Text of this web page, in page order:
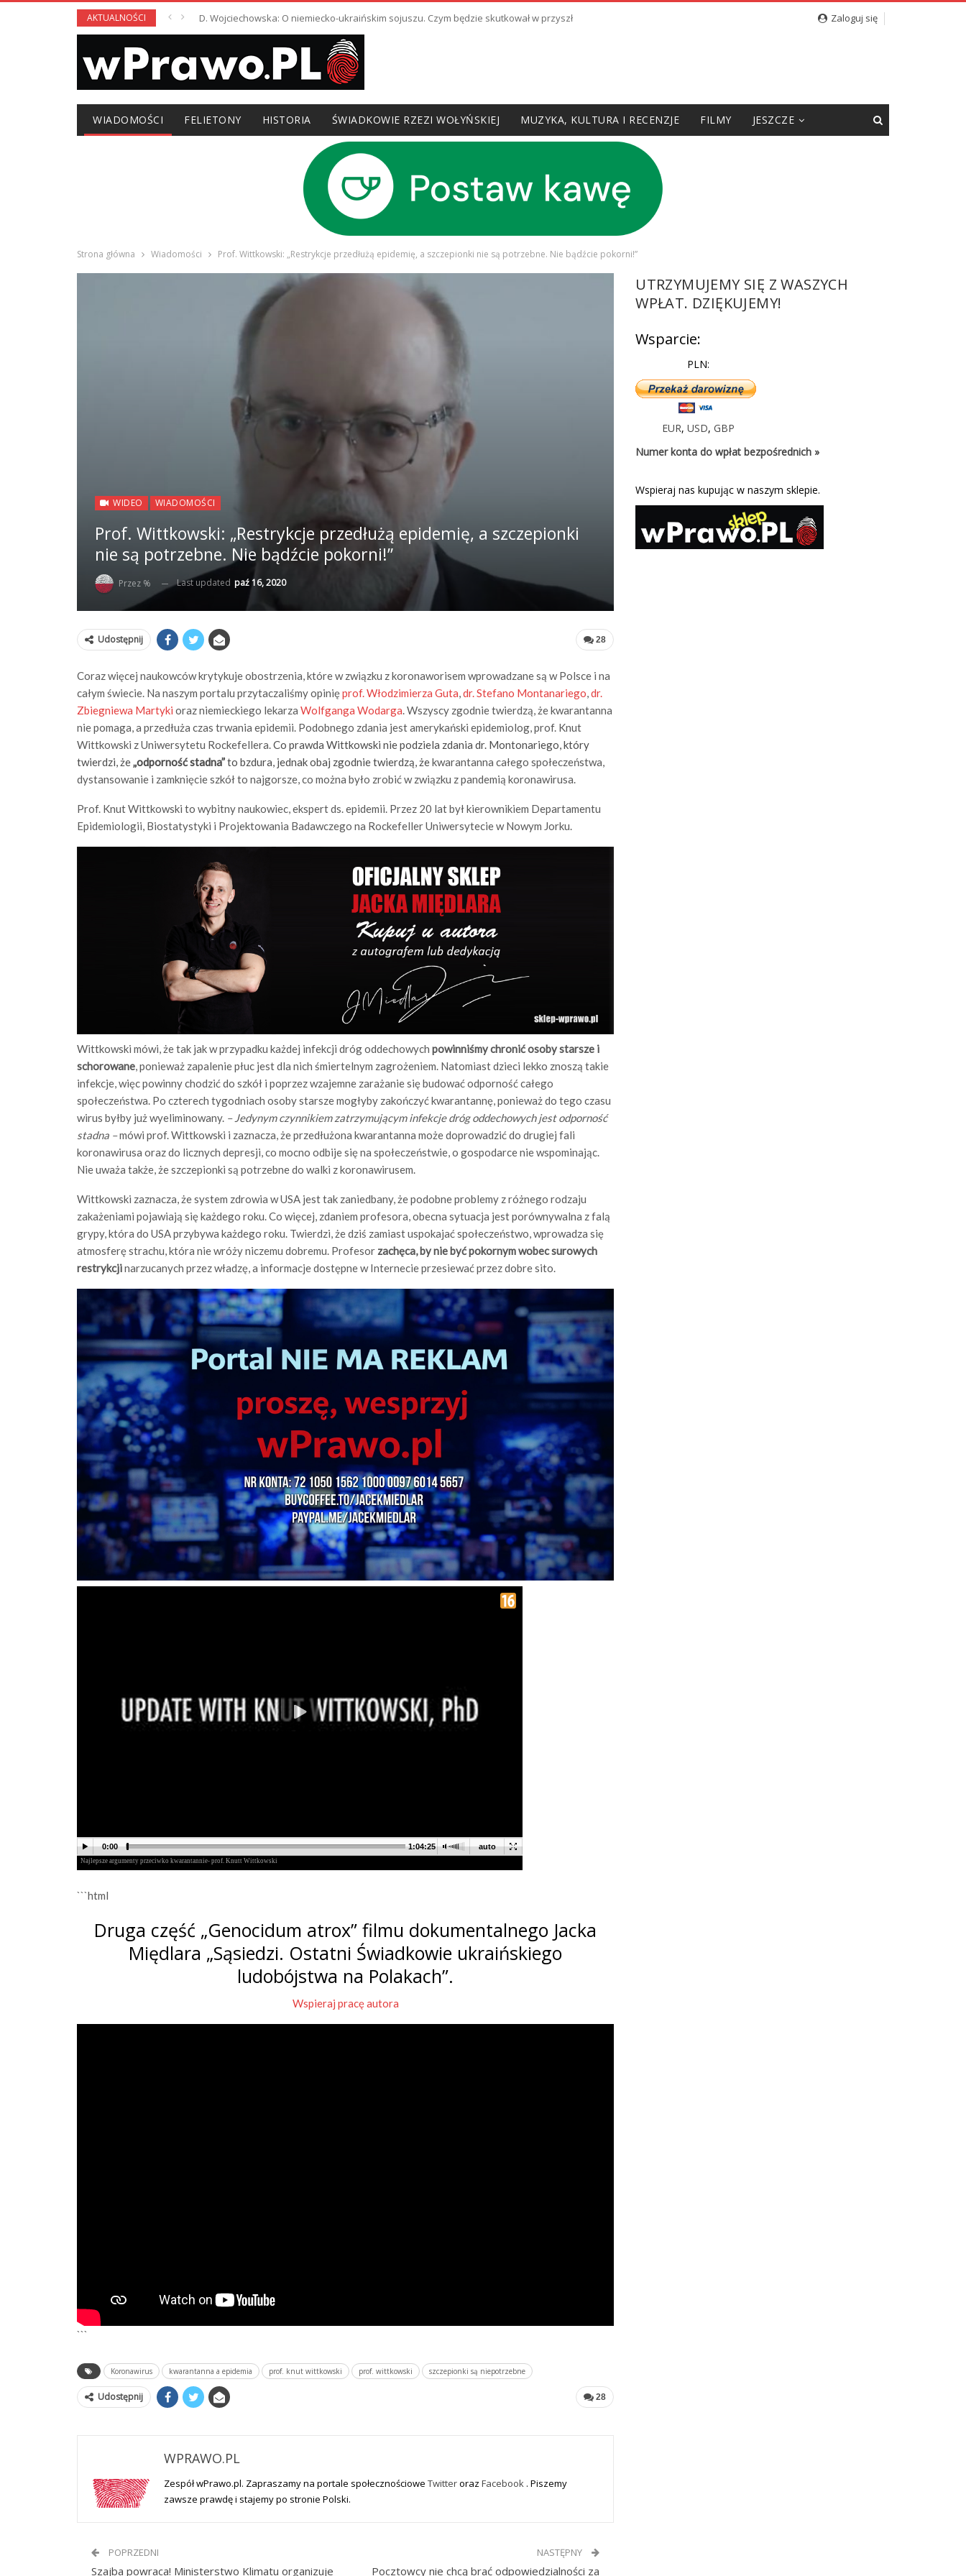
AKTUALNOŚCI D. Wojciechowska: O niemiecko-ukraińskim sojuszu. Czym będzie skutkował w przyszłości? Zaloguj się
WIADOMOŚCI FELIETONY HISTORIA ŚWIADKOWIE RZEZI WOŁYŃSKIEJ MUZYKA, KULTURA I RECENZJE FILMY JESZCZE
Strona główna Wiadomości Prof. Wittkowski: „Restrykcje przedłużą epidemię, a szczepionki nie są potrzebne. Nie bądźcie pokorni!”
WIDEO WIADOMOŚCI
Prof. Wittkowski: „Restrykcje przedłużą epidemię, a szczepionki
nie są potrzebne. Nie bądźcie pokorni!”
Przez % Last updated paź 16, 2020
28
Udostępnij
Coraz więcej naukowców krytykuje obostrzenia, które w związku z koronaworisem wprowadzane są w Polsce i na
całym świecie. Na naszym portalu przytaczaliśmy opinięprof. Włodzimierza Guta,dr. Stefano Montanariego,dr.
Zbiegniewa Martyki oraz niemieckiego lekarza Wolfganga Wodarga. Wszyscy zgodnie twierdzą, że kwarantanna
nie pomaga, a przedłuża czas trwania epidemii. Podobnego zdania jest amerykański epidemiolog, prof. Knut
Wittkowski z Uniwersytetu Rockefellera.Co prawda Wittkowski nie podziela zdania dr. Montonariego, który
twierdzi, że„odporność stadna”to bzdura, jednak obaj zgodnie twierdzą, żekwarantanna całego społeczeństwa,
dystansowanie i zamknięcie szkół to najgorsze, co można było zrobić w związku z pandemią koronawirusa.
Prof. Knut Wittkowski to wybitny naukowiec, ekspert ds. epidemii. Przez 20 lat był kierownikiem Departamentu
Epidemiologii, Biostatystyki i Projektowania Badawczego na Rockefeller Uniwersytecie w Nowym Jorku.
Wittkowski mówi, że tak jak w przypadku każdej infekcji dróg oddechowych powinniśmy chronić osoby starsze i
schorowane, ponieważ zapalenie płuc jest dla nich śmiertelnym zagrożeniem. Natomiast dzieci lekko znoszą takie
infekcje, więc powinny chodzić do szkół i poprzez wzajemne zarażanie się budować odporność całego
społeczeństwa. Po czterech tygodniach osoby starsze mogłyby zakończyć kwarantannę, ponieważ do tego czasu
wirus byłby już wyeliminowany. – Jedynym czynnikiem zatrzymującym infekcje dróg oddechowych jest odporność
stadna –mówi prof. Wittkowski i zaznacza, że przedłużona kwarantanna może doprowadzić do drugiej fali
koronawirusa oraz do licznych depresji, co mocno odbije się na społeczeństwie, o gospodarce nie wspominając.
Nie uważa także, że szczepionki są potrzebne do walki z koronawirusem.
Wittkowski zaznacza, że system zdrowia w USA jest tak zaniedbany, że podobne problemy z różnego rodzaju
zakażeniami pojawiają się każdego roku. Co więcej, zdaniem profesora, obecna sytuacja jest porównywalna z falą
grypy, która do USA przybywa każdego roku. Twierdzi, że dziś zamiast uspokajać społeczeństwo, wprowadza się
atmosferę strachu, która nie wróży niczemu dobremu. Profesor zachęca, by nie być pokornym wobec surowych
restrykcjinarzucanych przez władzę, a informacje dostępne w Internecie przesiewać przez dobre sito.
```html
Druga część „Genocidum atrox” filmu dokumentalnego Jacka
Międlara „Sąsiedzi. Ostatni Świadkowie ukraińskiego
ludobójstwa na Polakach”.
Wspieraj pracę autora
```
Koronawirus kwarantanna a epidemia prof. knut wittkowski prof. wittkowski szczepionki są niepotrzebne
28
Udostępnij
WPRAWO.PL
Zespół wPrawo.pl. Zapraszamy na portale społecznościowe Twitteroraz Facebook . Piszemy
zawsze prawdę i stajemy po stronie Polski.
POPRZEDNI
Szajba powraca! Ministerstwo Klimatu organizuje
NASTĘPNY
Pocztowcy nie chcą brać odpowiedzialności za
UTRZYMUJEMY SIĘ Z WASZYCH
WPŁAT. DZIĘKUJEMY!
Wsparcie:
PLN:
EUR,USD,GBP
Numer konta do wpłat bezpośrednich »
Wspieraj nas kupując w naszym sklepie.